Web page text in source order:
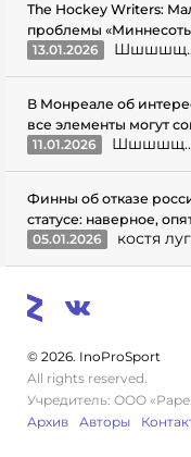
The Hockey Writers:
проблемы
13.01.2026
В Монреале об
все элементы могут
11.01.2026
Шшшшщ..
Финны об отказе
статусе: наверное,
05.01.2026
костя
© 2026. InoProSport
All rights reserved.
Учредитель: ООО
Архив
Авторы